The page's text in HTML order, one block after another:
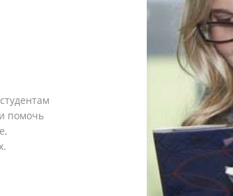
помочь